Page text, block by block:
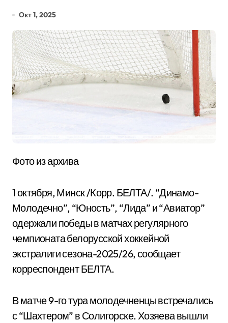
Окт 1, 2025
Фото из архива
1 октября, Минск /Корр. БЕЛТА/. “Динамо-
Молодечно”, “Юность”, “Лида” и “Авиатор”
одержали победы в матчах регулярного
чемпионата белорусской хоккейной
экстралиги сезона-2025/26, сообщает
корреспондент БЕЛТА.
В матче 9-го тура молодечненцы встречались
с “Шахтером” в Солигорске. Хозяева вышли